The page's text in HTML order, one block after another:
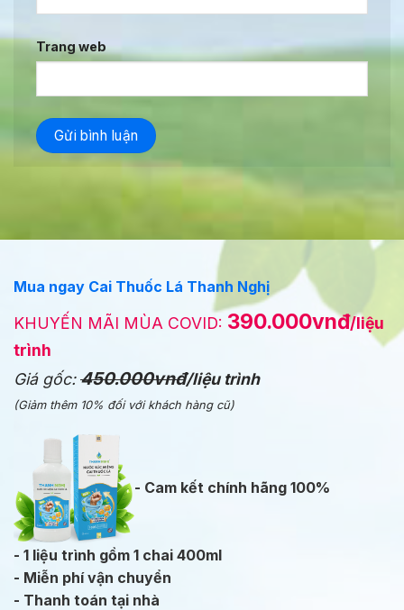
Trang web
Mua ngay Cai Thuốc Lá Thanh Nghị
KHUYẾN MÃI MÙA COVID: 390.000vnđ/liệu
trình
Giá gốc:450.000vnđ/liệu trình
(Giảm thêm 10% đối với khách hàng cũ)
- Cam kết chính hãng 100%
- 1 liệu trình gồm 1 chai 400ml
- Miễn phí vận chuyển
- Thanh toán tại nhà